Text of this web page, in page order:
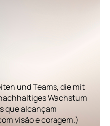
und Teams, die mit
Wachstum
que alcançam
visão e coragem.)